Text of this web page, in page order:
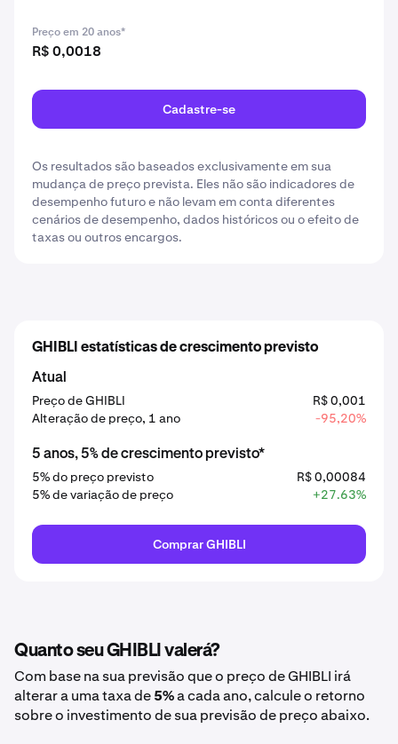
Preço em 20 anos*
R$ 0,0018
Cadastre-se
Os resultados são baseados exclusivamente em sua
mudança de preço prevista. Eles não são indicadores de
desempenho futuro e não levam em conta diferentes
cenários de desempenho, dados históricos ou o efeito de
taxas ou outros encargos.
GHIBLI estatísticas de crescimento previsto
Atual
Preço de GHIBLI
R$ 0,001
Alteração de preço, 1 ano
-95,20%
5 anos, 5% de crescimento previsto*
5% do preço previsto
R$ 0,00084
5% de variação de preço
+27.63%
Comprar GHIBLI
Quanto seu GHIBLI valerá?
Com base na sua previsão que o preço de GHIBLI irá
alterar a uma taxa de5%a cada ano, calcule o retorno
sobre o investimento de sua previsão de preço abaixo.